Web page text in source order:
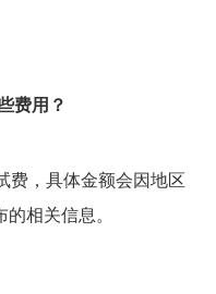
费用？
费，具体金额会因地区
相关信息。